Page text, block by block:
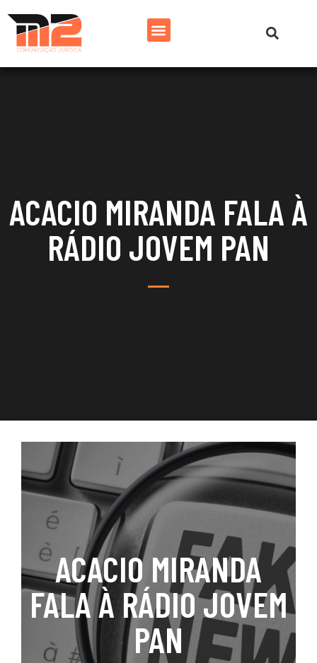
ACACIO MIRANDA FALA À
RÁDIO JOVEM PAN
ACACIO MIRANDA
FALA À RÁDIO JOVEM
PAN